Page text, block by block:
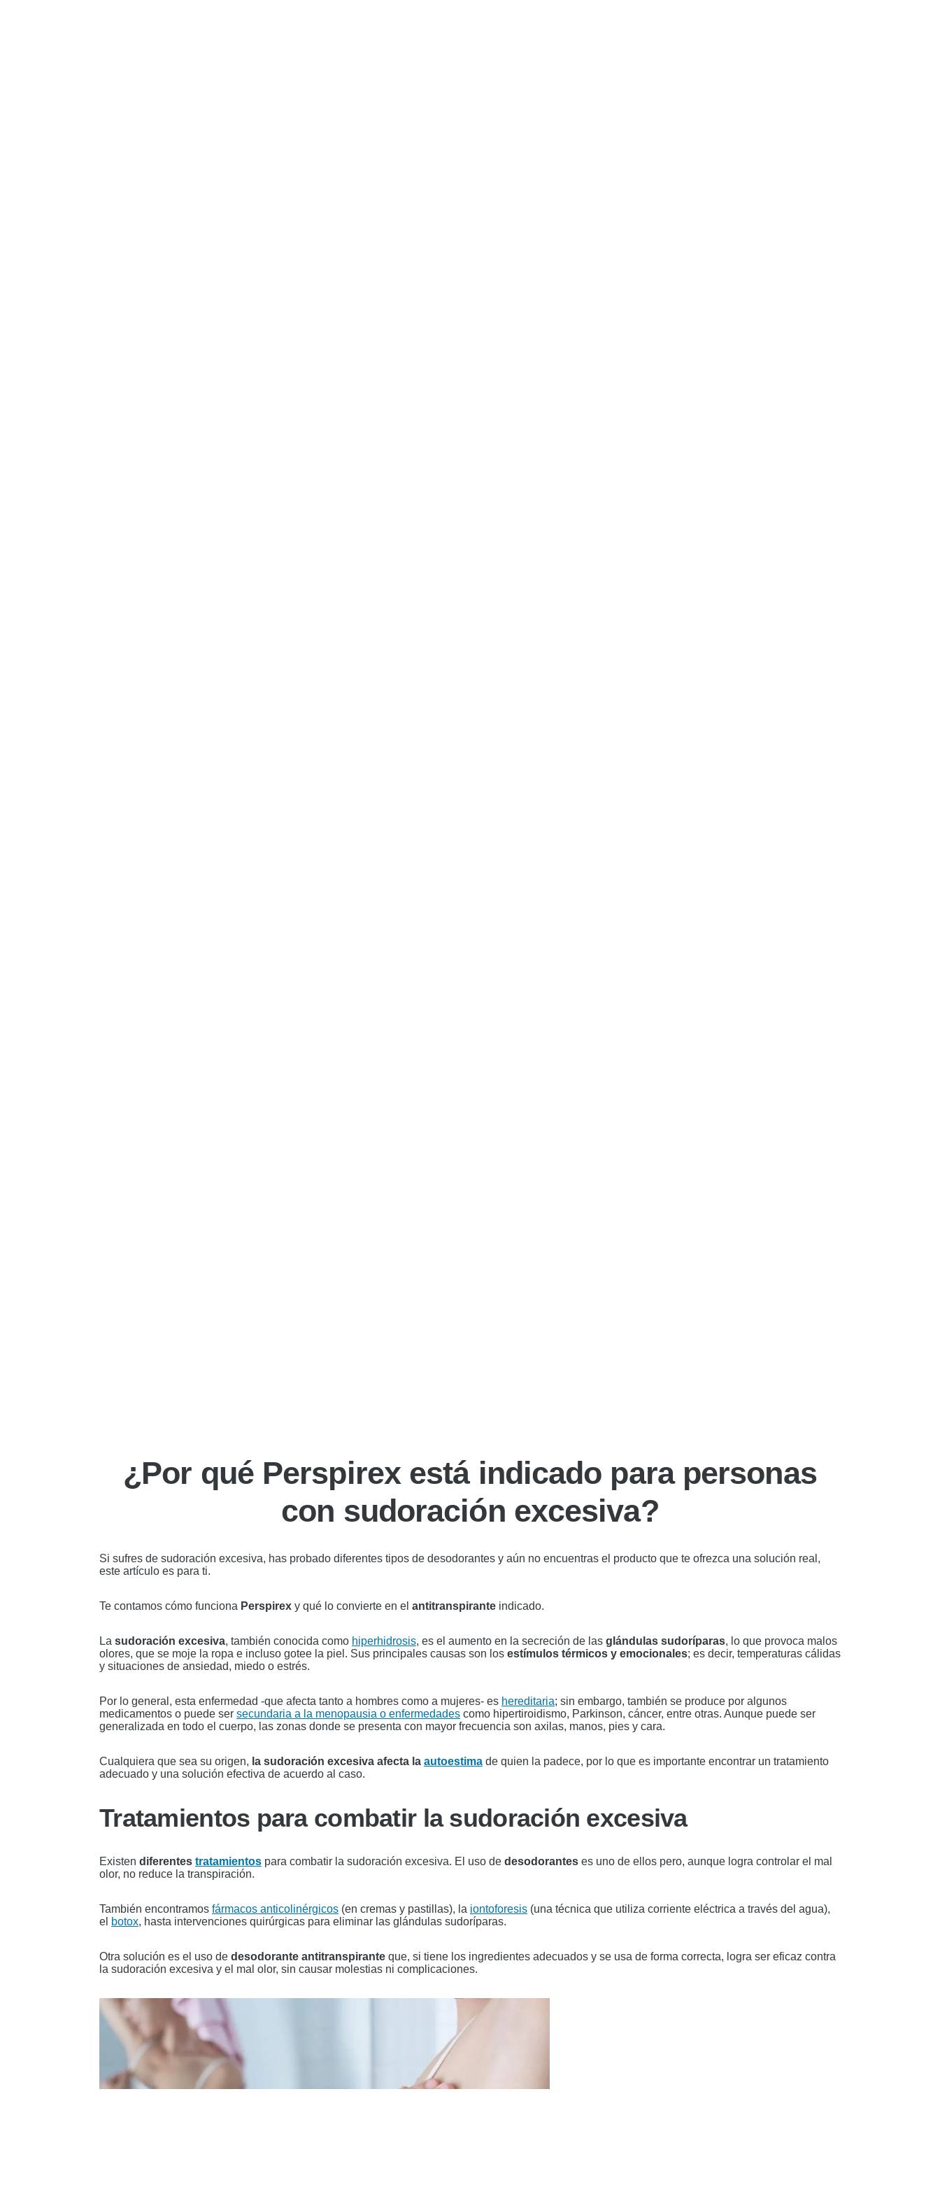
¿Por qué Perspirex está indicado para personas
con sudoración excesiva?
Si sufres de sudoración excesiva, has probado diferentes tipos de desodorantes y aún no encuentras el producto que te ofrezca una solución real,
este artículo es para ti.
Te contamos cómo funciona Perspirex y qué lo convierte en el antitranspirante indicado.
La sudoración excesiva, también conocida como hiperhidrosis, es el aumento en la secreción de las glándulas sudoríparas, lo que provoca malos
olores, que se moje la ropa e incluso gotee la piel. Sus principales causas son los estímulos térmicos y emocionales; es decir, temperaturas cálidas
y situaciones de ansiedad, miedo o estrés.
Por lo general, esta enfermedad -que afecta tanto a hombres como a mujeres- es hereditaria; sin embargo, también se produce por algunos
medicamentos o puede ser secundaria a la menopausia o enfermedades como hipertiroidismo, Parkinson, cáncer, entre otras. Aunque puede ser
generalizada en todo el cuerpo, las zonas donde se presenta con mayor frecuencia son axilas, manos, pies y cara.
Cualquiera que sea su origen, la sudoración excesiva afecta la autoestima de quien la padece, por lo que es importante encontrar un tratamiento
adecuado y una solución efectiva de acuerdo al caso.
Tratamientos para combatir la sudoración excesiva
Existen diferentes tratamientos para combatir la sudoración excesiva. El uso de desodorantes es uno de ellos pero, aunque logra controlar el mal
olor, no reduce la transpiración.
También encontramos fármacos anticolinérgicos (en cremas y pastillas), la iontoforesis (una técnica que utiliza corriente eléctrica a través del agua),
el botox, hasta intervenciones quirúrgicas para eliminar las glándulas sudoríparas.
Otra solución es el uso de desodorante antitranspirante que, si tiene los ingredientes adecuados y se usa de forma correcta, logra ser eficaz contra
la sudoración excesiva y el mal olor, sin causar molestias ni complicaciones.